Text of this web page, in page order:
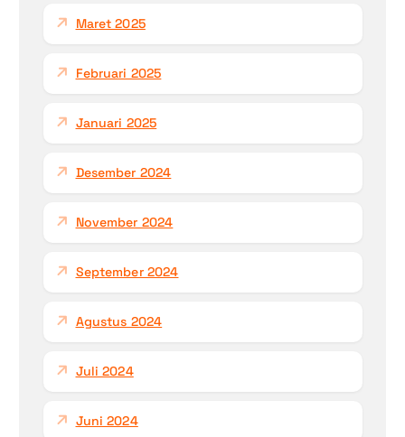
Maret 2025
Februari 2025
Januari 2025
Desember 2024
November 2024
September 2024
Agustus 2024
Juli 2024
Juni 2024